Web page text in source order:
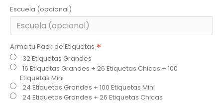
Escuela (opcional)
Arma tu Pack de Etiquetas
32 Etiquetas Grandes
16 Etiquetas Grandes + 26 Etiquetas Chicas + 100
Etiquetas Mini
24 Etiquetas Grandes + 100 Etiquetas Mini
24 Etiquetas Grandes + 26 Etiquetas Chicas